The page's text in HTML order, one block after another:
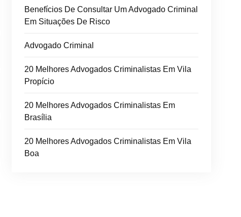
Benefícios De Consultar Um Advogado Criminal
Em Situações De Risco
Advogado Criminal
20 Melhores Advogados Criminalistas Em Vila
Propício
20 Melhores Advogados Criminalistas Em
Brasília
20 Melhores Advogados Criminalistas Em Vila
Boa